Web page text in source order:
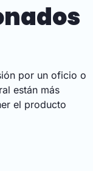
por un oficio o
están más
el producto